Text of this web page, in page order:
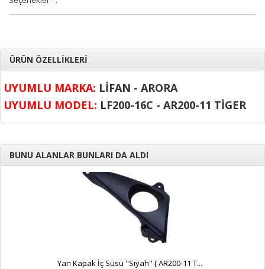
ÜRÜN ÖZELLİKLERİ
UYUMLU MARKA: LİFAN - ARORA
UYUMLU MODEL: LF200-16C - AR200-11 TİGER
BUNU ALANLAR BUNLARI DA ALDI
Yan Kapak İç Süsü ''Siyah'' [ AR200-11 T...